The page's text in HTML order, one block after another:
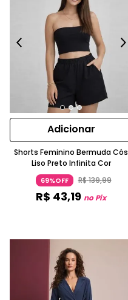
Adicionar
Shorts Feminino Bermuda Cós
Liso Preto Infinita Cor
69%OFF R$139,99
R$ 43,19 no Pix